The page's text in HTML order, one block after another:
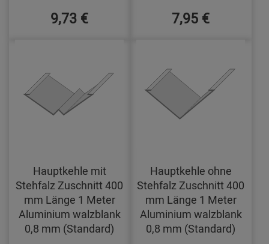
9,73 € 7,95 €
Hauptkehle mit
Stehfalz Zuschnitt 400
mm Länge 1 Meter
Aluminium walzblank
0,8 mm (Standard)
Hauptkehle ohne
Stehfalz Zuschnitt 400
mm Länge 1 Meter
Aluminium walzblank
0,8 mm (Standard)